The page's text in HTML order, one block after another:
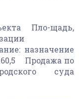
Пло-щадь,
назначение
Продажа по
суда